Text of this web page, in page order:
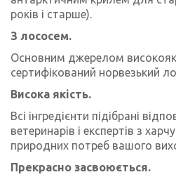
років і старше).
З лососем.
Основним джерелом
сертифікований норвезький
Висока якість.
Всі інгредієнти підібрані
ветеринарів і експертів з
природних потреб вашого
Прекрасно засвоюється.